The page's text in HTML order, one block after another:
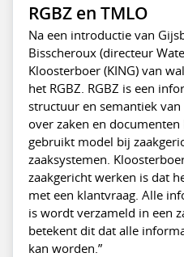
RGBZ en TMLO
Na een introductie van
Bisscheroux (directeur
Kloosterboer (KING) van
het RGBZ. RGBZ is een
structuur en semantiek van
over zaken en
gebruikt model bij
zaaksystemen.
zaakgericht werken is dat
met een klantvraag. Alle
is wordt verzameld in een
betekent dit dat alle
kan worden.”